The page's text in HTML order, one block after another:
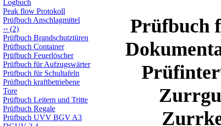
Logbuch
Peak flow Protokoll
Prüfbuch Anschlagmittel
›› (2)
Prüfbuch Brandschutztüren
Prüfbuch Container
Prüfbuch Feuerlöscher
Prüfbuch für Aufzugswärter
Prüfbuch für Schultafeln
Prüfbuch kraftbetriebene
Tore
Prüfbuch Leitern und Tritte
Prüfbuch Regale
Prüfbuch UVV BGV A3
Prüfbuch